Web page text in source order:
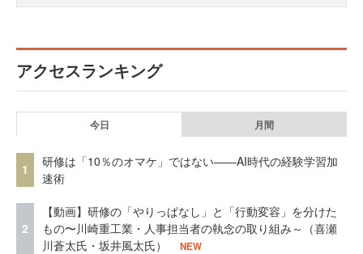
アクセスランキング
今日 月間
1
研修は「10％のオマケ」ではない——AI時代の経験学習加
速術
2
【動画】研修の「やりっぱなし」と「行動変容」を分けた
もの〜川崎重工業・人事担当者の執念の取り組み～（喜瀬
川蒼太氏・坂井風太氏）
NEW